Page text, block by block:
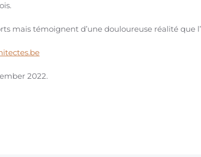
mais témoignent d’une douloureuse réalité que
2022.